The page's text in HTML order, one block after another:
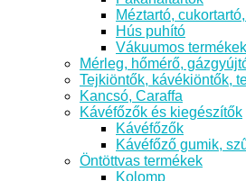
Méztartó,
Hús puhító
Vákuumos termékek
Mérleg, hőmérő,
Tejkiöntők, kávékiöntők,
Kancsó, Caraffa
Kávéfőzők és kiegészítők
Kávéfőzők
Kávéfőző gumik,
Öntöttvas termékek
Kolomp